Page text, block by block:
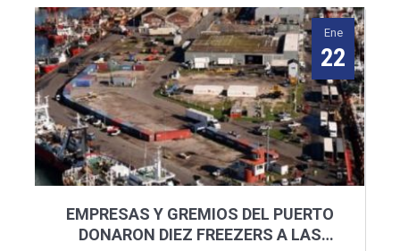
Ene
22
EMPRESAS Y GREMIOS DEL PUERTO
DONARON DIEZ FREEZERS A LAS